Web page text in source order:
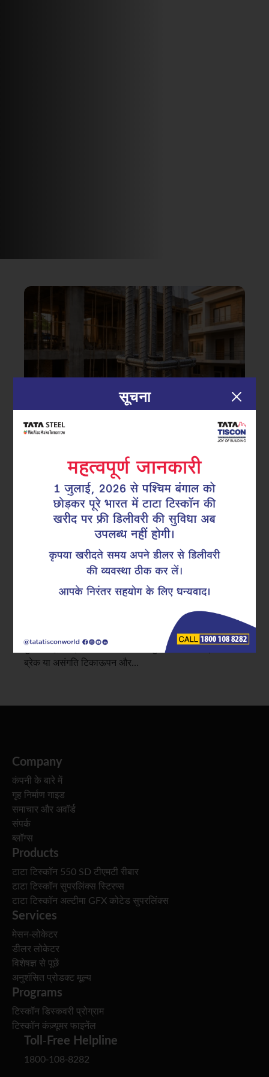
सुपरलिंक्स
सीमलेस रिइन्फोर्समेंट कंटिन्युटी सुनिश्चित
करना: आधुनिक RCC निर्माण में फैक्ट्री-मेड
सुपरलिंक्स की भूमिका
रीइन्फोर्स्ड कंक्रीट संरचनाएँ अपने आंतरिक स्टील फ्रेमवर्क की
RCC संरचनाओं में रिइन्फोर्समेंट कंटिन्युटी यह सुनिश्चित करती है
कि बीम, कॉलम और स्लैब्स के बीच लोड बिना किसी कमजोर बिंदु के
कुशलतापूर्वक ट्रांसफर हो। इस कंटिन्युटी में किसी भी प्रकार का
ब्रेक या असंगति टिकाऊपन और…
Company
कंपनी के बारे में
गृह निर्माण गाइड
समाचार और अवॉर्ड
संपर्क
ब्लॉग्स
Products
टाटा टिस्कॉन 550 SD टीएमटी रीबार
टाटा टिस्कॉन सुपरलिंक्स स्टिरप्स
टाटा टिस्कॉन अल्टीमा GFX कोटेड सुपरलिंक्स
Services
मेसन-लोकेटर
डीलर लोकेटर
विशेषज्ञ से पूछें
अनुशंसित प्रोडक्ट मूल्य
Programs
टिस्कॉन डिस्कवरी प्रोग्राम
टिस्कॉन कंज़्यूमर फाइनेंल
Toll-Free Helpline
1800-108-8282
सूचना